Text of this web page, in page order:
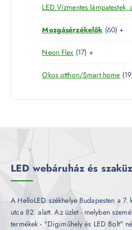
r
m
é
k
t
e
r
m
k
LED Vízmentes lámpatestek,
Mozgásérzékelők 606
0
e
r
é
+
Neon Flex 171
7
t
r
+
Okos otthon/Smart home 19
LED webáruház és
A HelloLED székhelye Budapesten a
utca 82. alatt. Az üzlet - melyben
termékek - "Digiműhely és LED Bolt"